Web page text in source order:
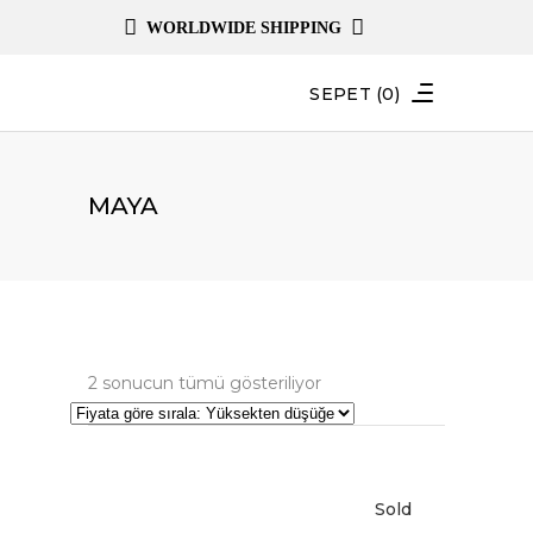
WORLDWIDE SHIPPING
SEPET (0)
MAYA
2 sonucun tümü gösteriliyorFiyata
göre
Sale
Sold